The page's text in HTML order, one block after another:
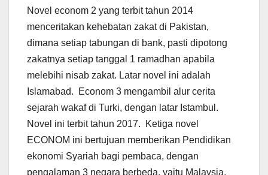
Novel econom 2 yang terbit tahun 2014
menceritakan kehebatan zakat di Pakistan,
dimana setiap tabungan di bank, pasti dipotong
zakatnya setiap tanggal 1 ramadhan apabila
melebihi nisab zakat. Latar novel ini adalah
Islamabad. Econom 3 mengambil alur cerita
sejarah wakaf di Turki, dengan latar Istambul.
Novel ini terbit tahun 2017. Ketiga novel
ECONOM ini bertujuan memberikan Pendidikan
ekonomi Syariah bagi pembaca, dengan
pengalaman 3 negara berbeda, yaitu Malaysia,